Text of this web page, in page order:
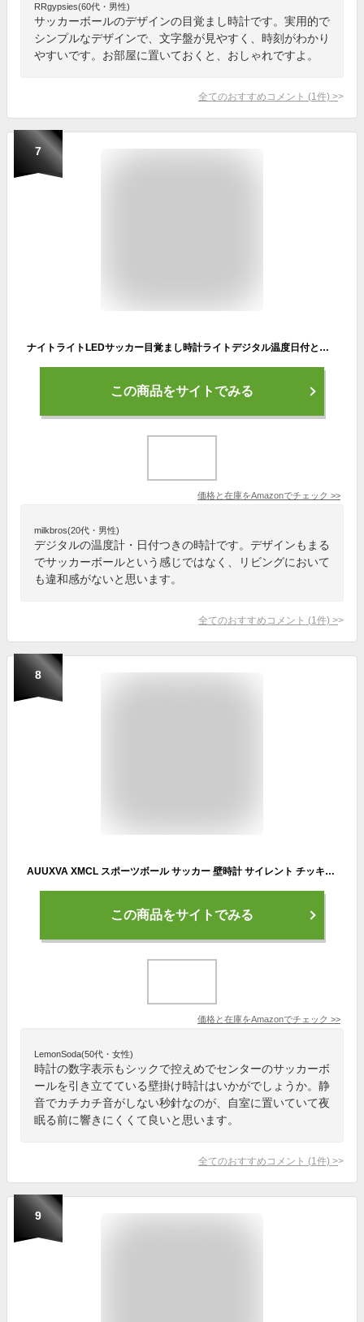
RRgypsies(60代・男性)
サッカーボールのデザインの目覚まし時計です。実用的で
シンプルなデザインで、文字盤が見やすく、時刻がわかり
やすいです。お部屋に置いておくと、おしゃれですよ。
全てのおすすめコメント (1 件) >
7
ナイトライトLEDサッカー目覚まし時計ライトデジタル温度日付と時刻ディスプレイテーブル子供部屋寝室の装飾
この商品をサイトでみる
価格と在庫をAmazonでチェック >>
milkbros(20代・男性)
デジタルの温度計・日付つきの時計です。デザインもまる
でサッカーボールという感じではなく、リビングにおいて
も違和感がないと思います。
全てのおすすめコメント (1 件) >
8
AUUXVA XMCL スポーツボール サッカー 壁時計 サイレント チッキングなし ラウンドクロック 寝室 リビングルーム オフィス ホームデコレーション
この商品をサイトでみる
価格と在庫をAmazonでチェック >>
LemonSoda(50代・女性)
時計の数字表示もシックで控えめでセンターのサッカーボ
ールを引き立てている壁掛け時計はいかがでしょうか。静
音でカチカチ音がしない秒針なのが、自室に置いていて夜
眠る前に響きにくくて良いと思います。
全てのおすすめコメント (1 件) >
9